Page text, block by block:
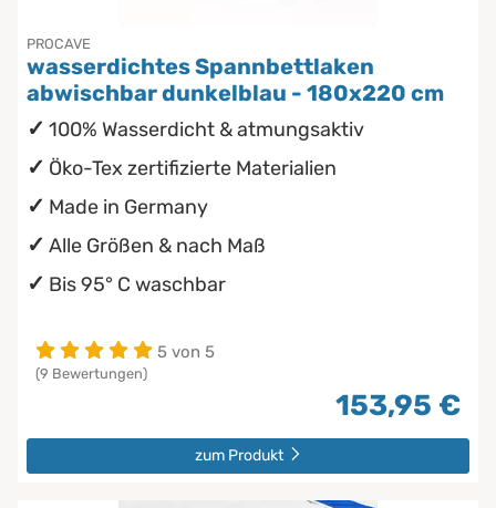
PROCAVE
wasserdichtes Spannbettlaken
abwischbar dunkelblau - 180x220 cm
100% Wasserdicht & atmungsaktiv
Öko-Tex zertifizierte Materialien
Made in Germany
Alle Größen & nach Maß
Bis 95° C waschbar
5 von 5
(9 Bewertungen)
153,95 €
zum Produkt